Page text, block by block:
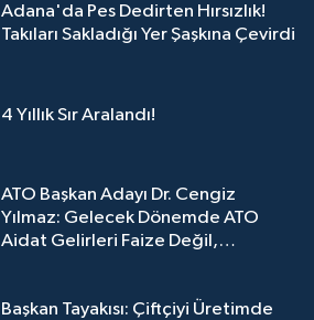
Adana'da Pes Dedirten Hırsızlık!
Takıları Sakladığı Yer Şaşkına Çevirdi
4 Yıllık Sır Aralandı!
ATO Başkan Adayı Dr. Cengiz
Yılmaz: Gelecek Dönemde ATO
Aidat Gelirleri Faize Değil,
Başkan Tayakısı: Çiftçiyi Üretimde